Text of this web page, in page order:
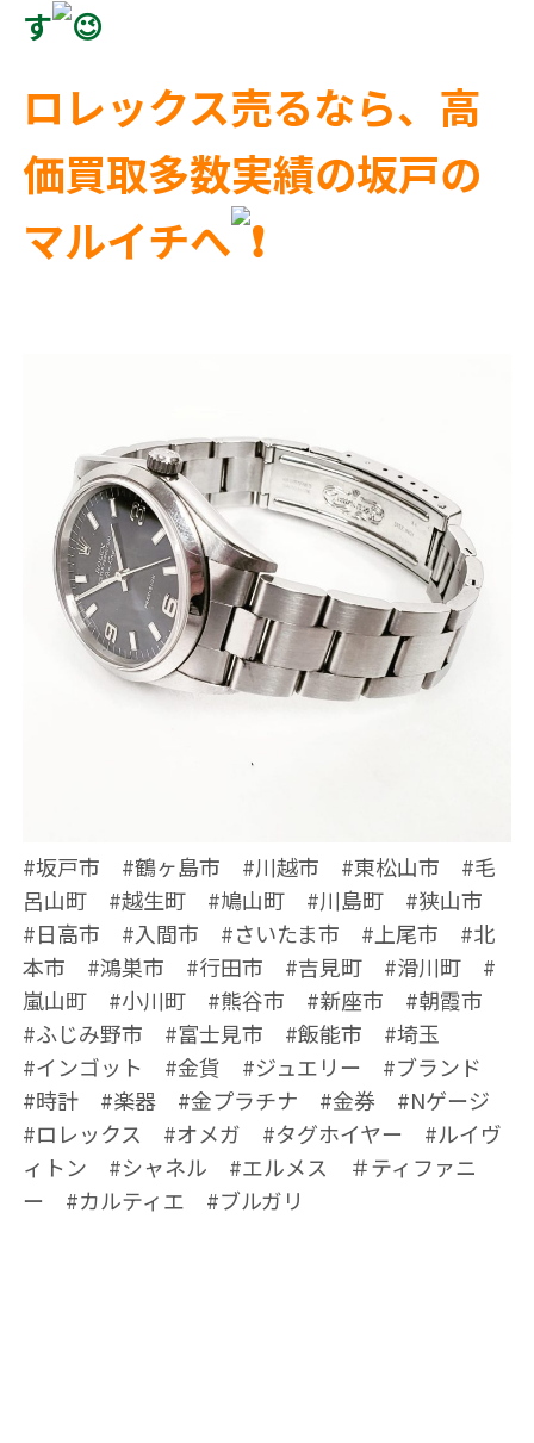
す
ロレックス売るなら、高
価買取多数実績の坂戸の
マルイチへ
#坂戸市 #鶴ヶ島市 #川越市 #東松山市 #毛
呂山町 #越生町 #鳩山町 #川島町 #狭山市
#日高市 #入間市 #さいたま市 #上尾市 #北
本市 #鴻巣市 #行田市 #吉見町 #滑川町 #
嵐山町 #小川町 #熊谷市 #新座市 #朝霞市
#ふじみ野市 #富士見市 #飯能市 #埼玉
#インゴット #金貨 #ジュエリー #ブランド
#時計 #楽器 #金プラチナ #金券 #Nゲージ
#ロレックス #オメガ #タグホイヤー #ルイヴ
ィトン #シャネル #エルメス ＃ティファニ
ー #カルティエ #ブルガリ